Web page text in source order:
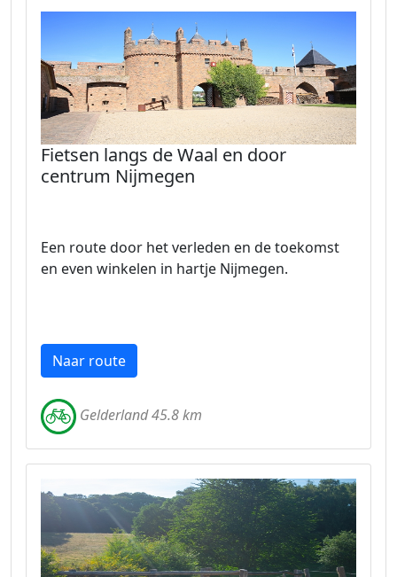
Fietsen langs de Waal en door
centrum Nijmegen
Een route door het verleden en de toekomst
en even winkelen in hartje Nijmegen.
Naar route
Gelderland 45.8 km